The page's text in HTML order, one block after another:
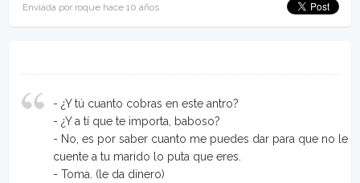
Enviada por roque hace 10 años
- ¿Y tú cuanto cobras en este antro?
- ¿Y a tí que te importa, baboso?
- No, es por saber cuanto me puedes dar para que no le
cuente a tu marido lo puta que eres.
- Toma. (le da dinero)